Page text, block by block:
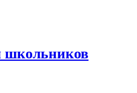
школьников